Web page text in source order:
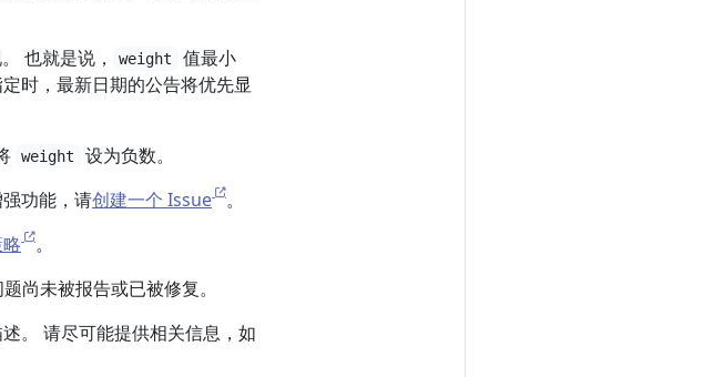
也就是说， weight
值最小
时，最新日期的公告将优先显
weight
设为负数。
功能，请创建一个 Issue
。
。
尚未被报告或已被修复。
。 请尽可能提供相关信息，如